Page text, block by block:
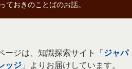
おきのことばのお話。
ージは、知識探索サイト「 ジャパ
ッジ 」よりお届けしています。